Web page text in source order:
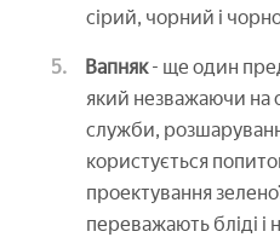
сірий, чорний і
Вапняк- ще один
який незважаючи
служби,
користується
проектування
переважають бліді і